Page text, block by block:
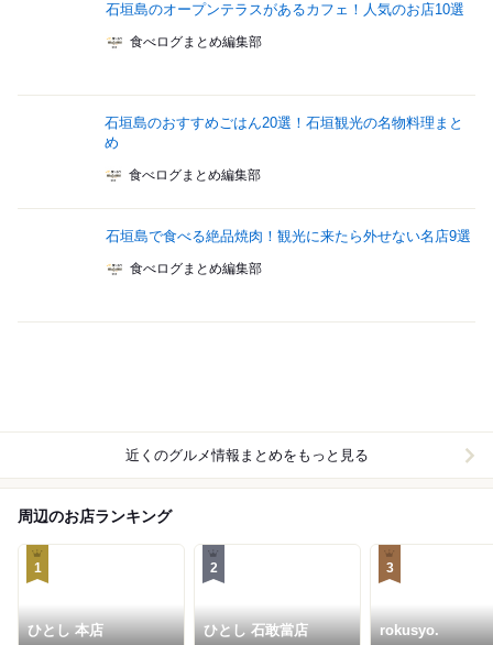
石垣島のオープンテラスがあるカフェ！人気のお店10選
食べログまとめ編集部
石垣島のおすすめごはん20選！石垣観光の名物料理まと
め
食べログまとめ編集部
石垣島で食べる絶品焼肉！観光に来たら外せない名店9選
食べログまとめ編集部
近くのグルメ情報まとめをもっと見る
周辺のお店ランキング
1
ひとし 本店
2
ひとし 石敢當店
3
rokusyo.